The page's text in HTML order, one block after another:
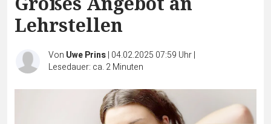
Lehrstellen
Von Uwe Prins| 04.02.2025 07:59 Uhr|
Lesedauer: ca. 2 Minuten